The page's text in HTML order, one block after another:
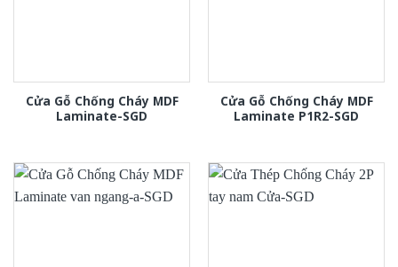
Cửa Gỗ Chống Cháy MDF
Laminate-SGD
Cửa Gỗ Chống Cháy MDF
Laminate P1R2-SGD